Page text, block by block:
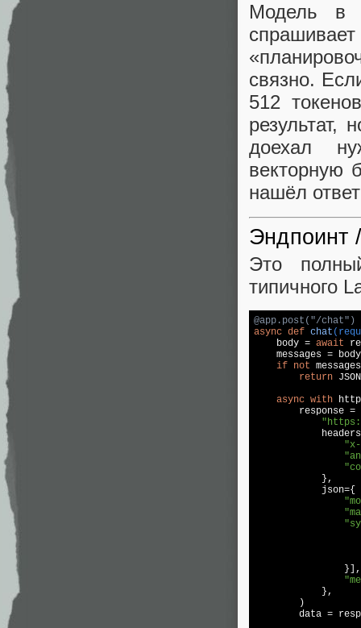
Модель в
связно.
512
результат,
доехал
векторную
нашёл
Эндпоинт
Это
типичного
@app.post("/chat")
async def chat
    body =
await
messages =
if not
return
async with
        response =
            },
            json={
                }],
            },
        )
data =